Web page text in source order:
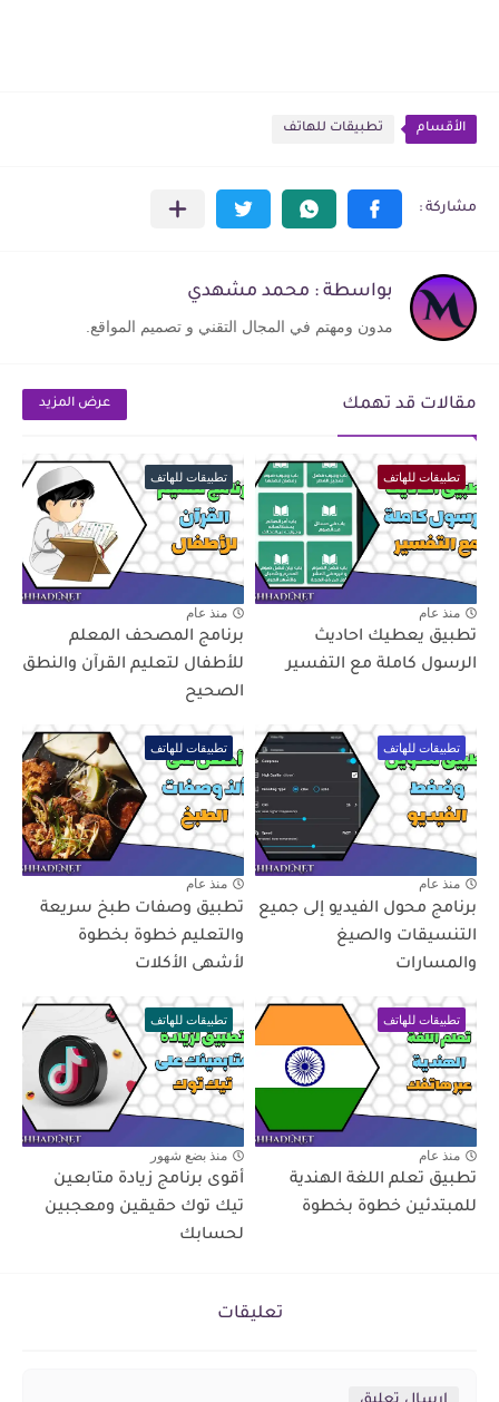
الأقسام تطبيقات للهاتف
بواسطة : محمد مشهدي
مدون ومهتم في المجال التقني و تصميم المواقع.
مقالات قد تهمك عرض المزيد
تطبيقات للهاتف
منذ عام
تطبيق يعطيك احاديث
الرسول كاملة مع التفسير
تطبيقات للهاتف
منذ عام
برنامج المصحف المعلم
للأطفال لتعليم القرآن والنطق
الصحيح
تطبيقات للهاتف
منذ عام
برنامج محول الفيديو إلى جميع
التنسيقات والصيغ
والمسارات
تطبيقات للهاتف
منذ عام
تطبيق وصفات طبخ سريعة
والتعليم خطوة بخطوة
لأشهى الأكلات
تطبيقات للهاتف
منذ عام
تطبيق تعلم اللغة الهندية
للمبتدئين خطوة بخطوة
تطبيقات للهاتف
منذ بضع شهور
أقوى برنامج زيادة متابعين
تيك توك حقيقين ومعجبين
لحسابك
تعليقات